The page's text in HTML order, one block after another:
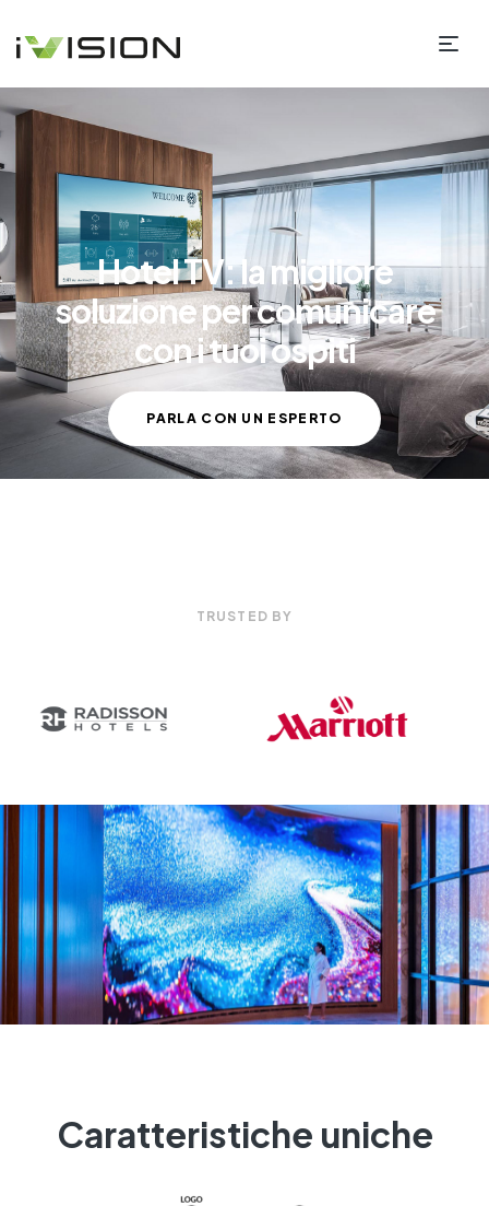
Hotel TV: la migliore
soluzione per comunicare
con i tuoi ospiti
PARLA CON UN ESPERTO
TRUSTED BY
Caratteristiche uniche